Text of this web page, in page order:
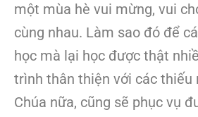
một mùa hè vui mừng, vui
cùng nhau. Làm sao đó để
học mà lại học được thật
trình thân thiện với các thiếu
Chúa nữa, cũng sẽ phục vụ